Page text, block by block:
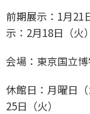
前期展示：1月21
示：2月18日（火
会場：東京国立
休館日：月曜日
25日（火）